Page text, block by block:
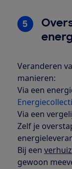
5
Veranderen
manieren:
Via een
Via een
Zelf je
Bij een
gewoon